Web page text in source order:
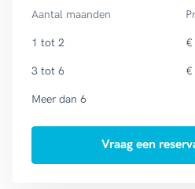
Aantal maanden
1 tot 2 €
3 tot 6 €
Meer dan 6
Vraag een